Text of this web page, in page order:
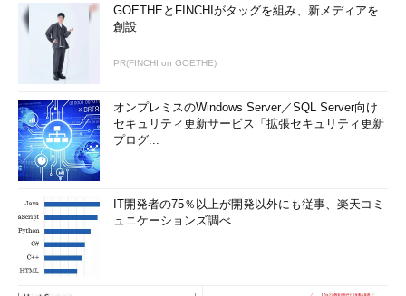
GOETHEとFINCHIがタッグを組み、新メディアを
創設
PR(FINCHI on GOETHE)
オンプレミスのWindows Server／SQL Server向け
セキュリティ更新サービス「拡張セキュリティ更新
プログ...
IT開発者の75％以上が開発以外にも従事、楽天コミ
ュニケーションズ調べ